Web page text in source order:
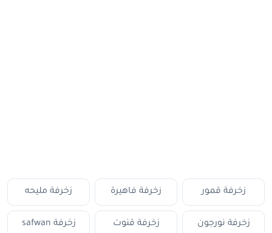
زخرفة قمور زخرفة فاهيرة زخرفة مليحه
زخرفة نورجون زخرفة قنوت زخرفة safwan